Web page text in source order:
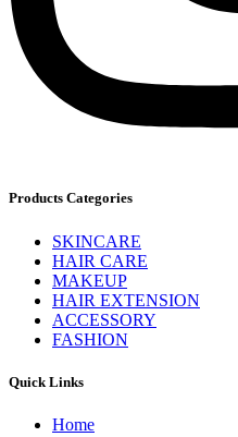
Products Categories
SKINCARE
HAIR CARE
MAKEUP
HAIR EXTENSION
ACCESSORY
FASHION
Quick Links
Home